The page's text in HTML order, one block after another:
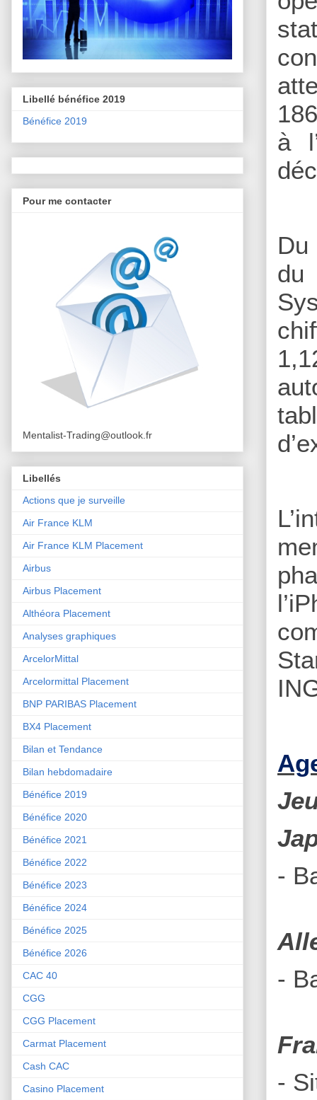
à
-
-
-
Libellé bénéfice 2019
Bénéfice 2019
Pour me contacter
Mentalist-Trading@outlook.fr
Libellés
Actions que je surveille
Air France KLM
Air France KLM Placement
Airbus
Airbus Placement
Althéora Placement
Analyses graphiques
ArcelorMittal
Arcelormittal Placement
BNP PARIBAS Placement
BX4 Placement
Bilan et Tendance
Bilan hebdomadaire
Bénéfice 2019
Bénéfice 2020
Bénéfice 2021
Bénéfice 2022
Bénéfice 2023
Bénéfice 2024
Bénéfice 2025
Bénéfice 2026
CAC 40
CGG
CGG Placement
Carmat Placement
Cash CAC
Casino Placement